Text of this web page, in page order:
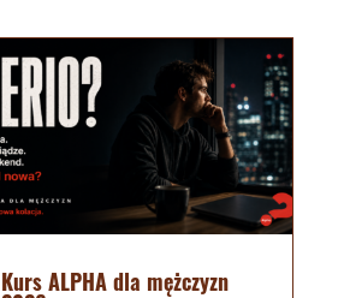
Kurs ALPHA dla mężczyzn